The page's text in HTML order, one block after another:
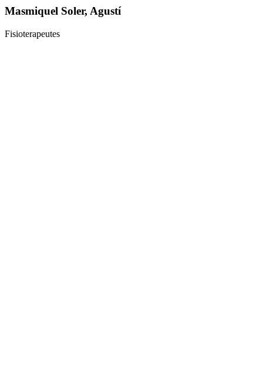
Masmiquel Soler, Agustí
Fisioterapeutes